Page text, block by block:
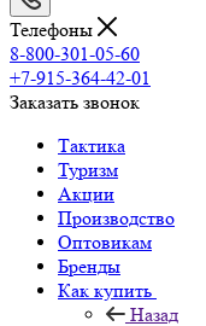
Телефоны
8-800-301-05-60
+7-915-364-42-01
Заказать звонок
Тактика
Туризм
Акции
Производство
Оптовикам
Бренды
Как купить
Назад